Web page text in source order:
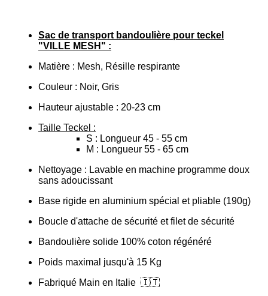
Sac de transport bandoulière pour teckel
"VILLE MESH" :
Matière : Mesh, Résille respirante
Couleur : Noir, Gris
Hauteur ajustable : 20-23 cm
Taille Teckel :
S : Longueur 45 - 55 cm
M : Longueur 55 - 65 cm
Nettoyage : Lavable en machine programme doux
sans adoucissant
Base rigide en aluminium spécial et pliable (190g)
Boucle d'attache de sécurité et filet de sécurité
Bandoulière solide 100% coton régénéré
Poids maximal jusqu'à 15 Kg
Fabriqué Main en Italie 🇮🇹